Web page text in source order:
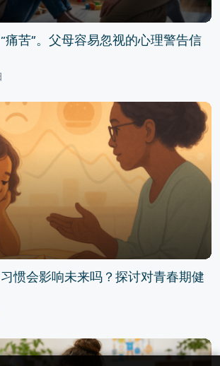
痛苦”。父母容易忽视的心理警告信
惯会影响未来吗？探讨对青春期健